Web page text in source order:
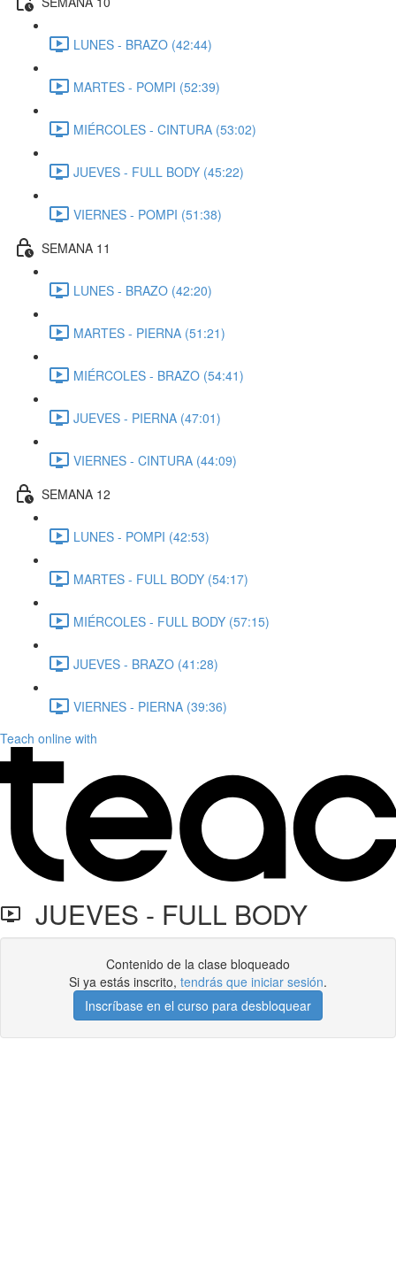
LUNES - BRAZO (42:44)
MARTES - POMPI (52:39)
MIÉRCOLES - CINTURA (53:02)
JUEVES - FULL BODY (45:22)
VIERNES - POMPI (51:38)
SEMANA 11
LUNES - BRAZO (42:20)
MARTES - PIERNA (51:21)
MIÉRCOLES - BRAZO (54:41)
JUEVES - PIERNA (47:01)
VIERNES - CINTURA (44:09)
SEMANA 12
LUNES - POMPI (42:53)
MARTES - FULL BODY (54:17)
MIÉRCOLES - FULL BODY (57:15)
JUEVES - BRAZO (41:28)
VIERNES - PIERNA (39:36)
Teach online with
JUEVES - FULL BODY
Contenido de la clase bloqueado
Si ya estás inscrito, tendrás que iniciar sesión.
Inscríbase en el curso para desbloquear